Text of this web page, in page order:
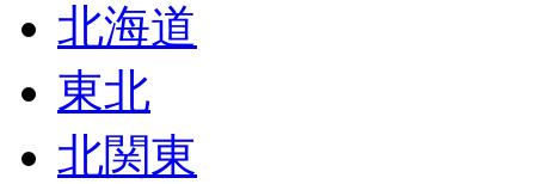
北海道
東北
北関東